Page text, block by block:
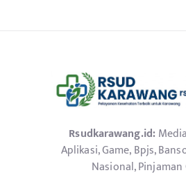
Rsudkarawang.id:
Aplikasi, Game, Bpjs,
Nasional,